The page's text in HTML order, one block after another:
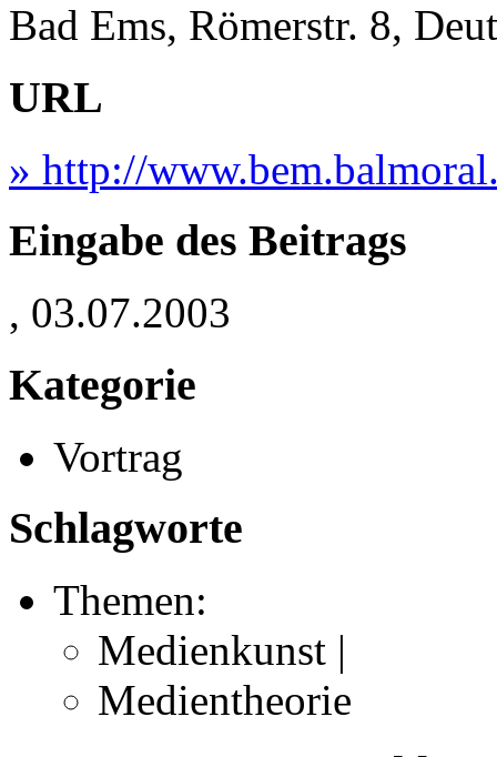
Bad Ems, Römerstr. 8,
URL
» http://
Eingabe des Beitrags
, 03.07.2003
Kategorie
Vortrag
Schlagworte
Themen:
Medienkunst |
Medientheorie